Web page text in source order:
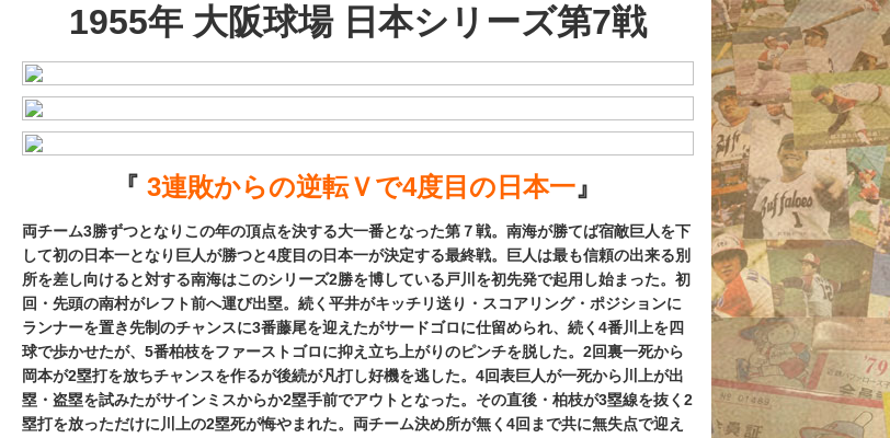
1955年 大阪球場 日本シリーズ第7戦
『 3連敗からの逆転Ｖで4度目の日本一』
両チーム3勝ずつとなりこの年の頂点を決する大一番となった第７戦。南海が勝てば宿敵巨人を下
して初の日本一となり巨人が勝つと4度目の日本一が決定する最終戦。巨人は最も信頼の出来る別
所を差し向けると対する南海はこのシリーズ2勝を博している戸川を初先発で起用し始まった。初
回・先頭の南村がレフト前へ運び出塁。続く平井がキッチリ送り・スコアリング・ポジションに
ランナーを置き先制のチャンスに3番藤尾を迎えたがサードゴロに仕留められ、続く4番川上を四
球で歩かせたが、5番柏枝をファーストゴロに抑え立ち上がりのピンチを脱した。2回裏一死から
岡本が2塁打を放ちチャンスを作るが後続が凡打し好機を逃した。4回表巨人が一死から川上が出
塁・盗塁を試みたがサインミスからか2塁手前でアウトとなった。その直後・柏枝が3塁線を抜く2
塁打を放っただけに川上の2塁死が悔やまれた。両チーム決め所が無く4回まで共に無失点で迎え